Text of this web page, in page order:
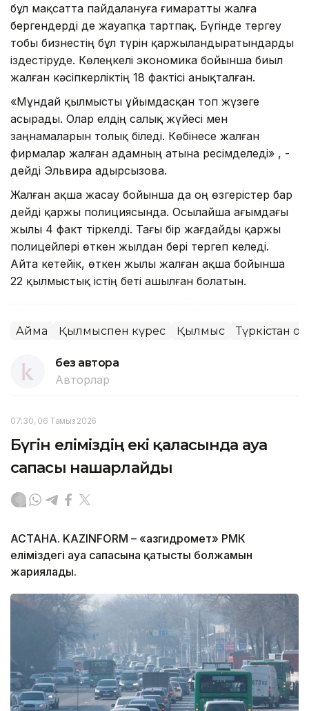
бұл мақсатта пайдалануға ғимаратты жалға
бергендерді де жауапқа тартпақ. Бүгінде тергеу
тобы бизнестің бұл түрін қаржыландыратындарды
іздестіруде. Көлеңкелі экономика бойынша биыл
жалған кәсіпкерліктің 18 фактісі анықталған.
«Мұндай қылмысты ұйымдасқан топ жүзеге
асырады. Олар елдің салық жүйесі мен
заңнамаларын толық біледі. Көбінесе жалған
фирмалар жалған адамның атына ресімделеді» , -
дейді Эльвира Қадырсызова.
Жалған ақша жасау бойынша да оң өзгерістер бар
дейді қаржы полициясында. Осылайша ағымдағы
жылы 4 факт тіркелді. Тағы бір жағдайды қаржы
полицейлері өткен жылдан бері тергеп келеді.
Айта кетейік, өткен жылы жалған ақша бойынша
22 қылмыстық істің беті ашылған болатын.
Аймақ Қылмыспен күрес Қылмыс Түркістан
без автора
Авторлар
07:30, 06 Тамыз 2026
Бүгін еліміздің екі қаласында ауа
сапасы нашарлайды
АСТАНА. KAZINFORM – «Қазгидромет» РМК
еліміздегі ауа сапасына қатысты болжамын
жариялады.